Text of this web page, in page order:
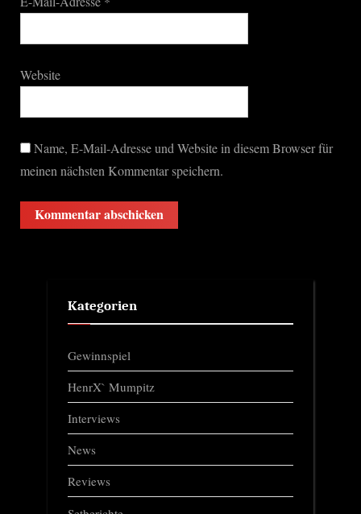
Website
Name, E-Mail-Adresse und Website in diesem Browser für
meinen nächsten Kommentar speichern.
Kategorien
Gewinnspiel
HenrX` Mumpitz
Interviews
News
Reviews